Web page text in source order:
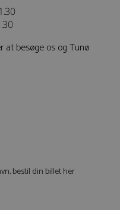
at besøge os og Tunø
bestil din billet her